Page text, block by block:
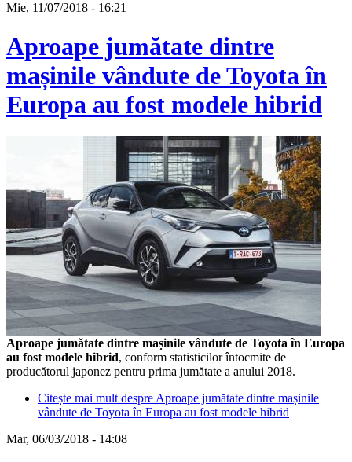
Mie, 11/07/2018 - 16:21
Aproape jumătate dintre
mașinile vândute de Toyota în
Europa au fost modele hibrid
Aproape jumătate dintre mașinile vândute de Toyota în Europa
au fost modele hibrid, conform statisticilor întocmite de
producătorul japonez pentru prima jumătate a anului 2018.
Citește mai mult despre Aproape jumătate dintre mașinile
vândute de Toyota în Europa au fost modele hibrid
Mar, 06/03/2018 - 14:08